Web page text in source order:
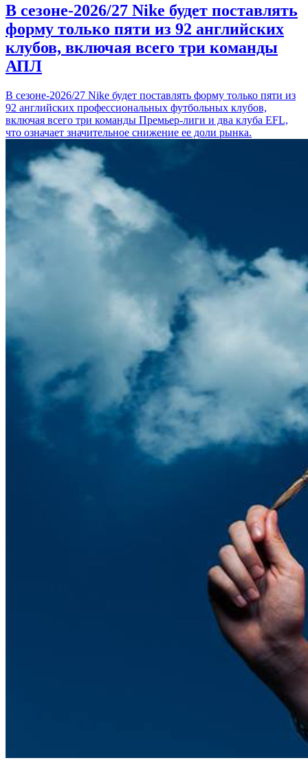
В сезоне-2026/27 Nike будет поставлять
форму только пяти из 92 английских
клубов, включая всего три команды
АПЛ
В сезоне-2026/27 Nike будет поставлять форму только пяти из
92 английских профессиональных футбольных клубов,
включая всего три команды Премьер-лиги и два клуба EFL,
что означает значительное снижение ее доли рынка.